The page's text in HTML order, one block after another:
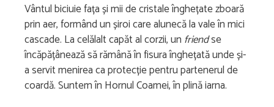
Vântul biciuie fața și mii de cristale înghețate zboară
prin aer, formând un șiroi care alunecă la vale în mici
cascade. La celălalt capăt al corzii, un friendse
încăpățânează să rămână în fisura înghețată unde și-
a servit menirea ca protecție pentru partenerul de
coardă. Suntem în Hornul Coamei, în plină iarna.